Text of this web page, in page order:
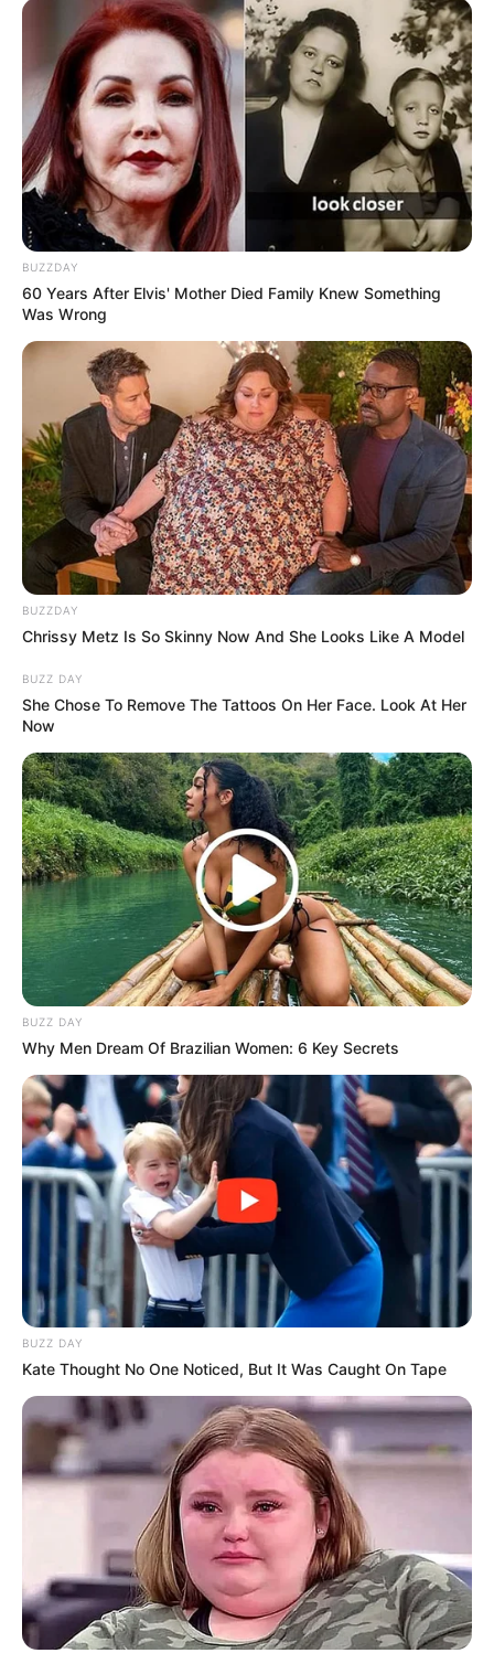
Apa kewarganegaraannya?
Kewarganegaraannya adalah Rusia.
TAGS MODEL SELEBGRAM SELEBRITI MANCANEGARA VALENTI VITELL
LIHAT ARTIKEL LAINNYA
BUZZDAY
60 Years After Elvis' Mother Died Family Knew Something
Was Wrong
BUZZDAY
Chrissy Metz Is So Skinny Now And She Looks Like A Model
BUZZ DAY
She Chose To Remove The Tattoos On Her Face. Look At Her
Now
BUZZ DAY
Why Men Dream Of Brazilian Women: 6 Key Secrets
BUZZ DAY
Kate Thought No One Noticed, But It Was Caught On Tape